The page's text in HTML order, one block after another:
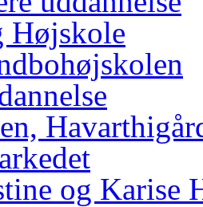
Højskole
og Karise